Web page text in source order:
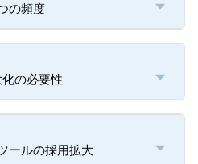
の頻度
の必要性
ールの採用拡大